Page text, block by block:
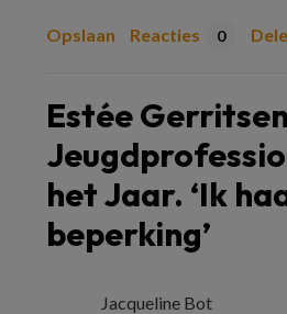
Opslaan Reacties 0
Estée
het Jaar. ‘Ik
beperking’
Jacqueline Bot